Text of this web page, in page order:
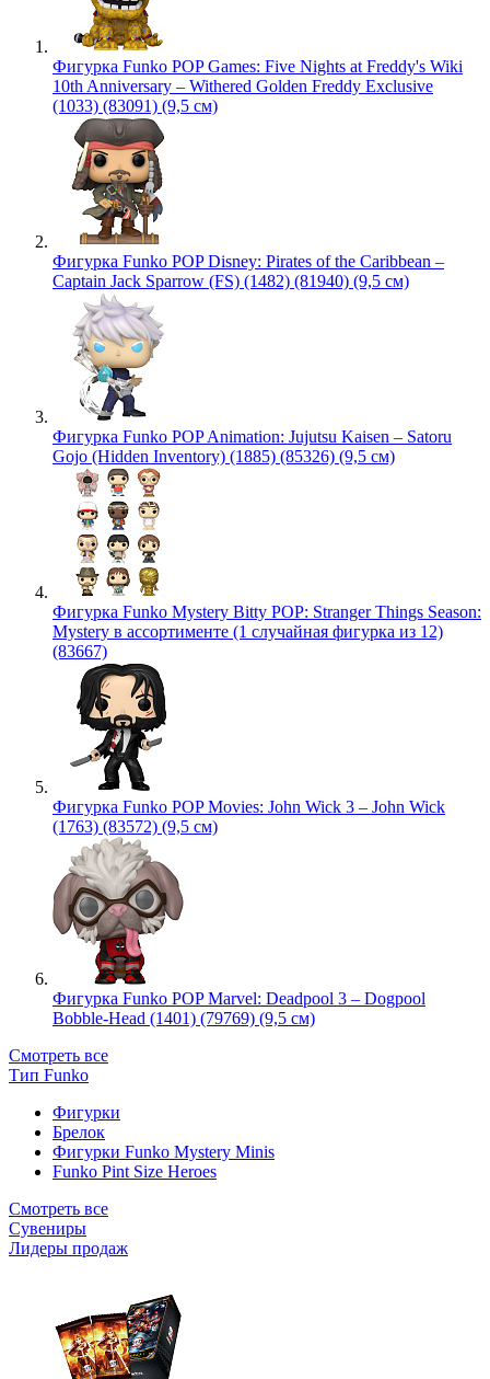
Фигурка Funko POP Games: Five Nights at Freddy's Wiki
10th Anniversary – Withered Golden Freddy Exclusive
(1033) (83091) (9,5 см)
Фигурка Funko POP Disney: Pirates of the Caribbean –
Captain Jack Sparrow (FS) (1482) (81940) (9,5 см)
Фигурка Funko POP Animation: Jujutsu Kaisen – Satoru
Gojo (Hidden Inventory) (1885) (85326) (9,5 см)
Фигурка Funko Mystery Bitty POP: Stranger Things Season:
Mystery в ассортименте (1 случайная фигурка из 12)
(83667)
Фигурка Funko POP Movies: John Wick 3 – John Wick
(1763) (83572) (9,5 см)
Фигурка Funko POP Marvel: Deadpool 3 – Dogpool
Bobble-Head (1401) (79769) (9,5 см)
Смотреть все
Тип Funko
Фигурки
Брелок
Фигурки Funko Mystery Minis
Funko Pint Size Heroes
Смотреть все
Сувениры
Лидеры продаж